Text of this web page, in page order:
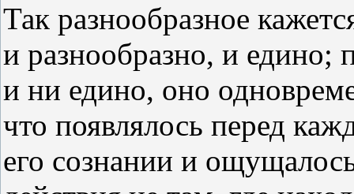
Так разнообразное
и разнообразно, и едино;
и ни едино, оно
что появлялось перед
его сознании и